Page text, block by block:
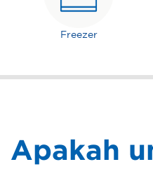
Freezer
Apakah